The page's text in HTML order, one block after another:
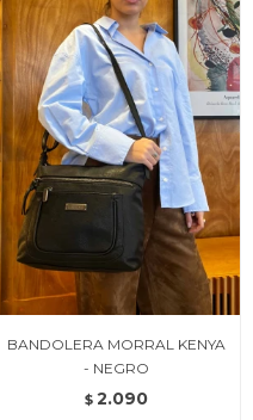
BANDOLERA MORRAL KENYA
- NEGRO
$ 2.090